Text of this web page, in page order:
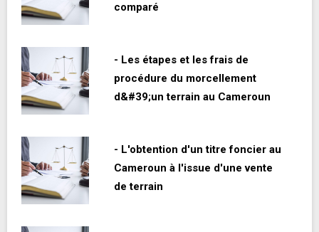
comparé
- Les étapes et les frais de
procédure du morcellement
d&#39;un terrain au Cameroun
- L'obtention d'un titre foncier au
Cameroun à l'issue d'une vente
de terrain